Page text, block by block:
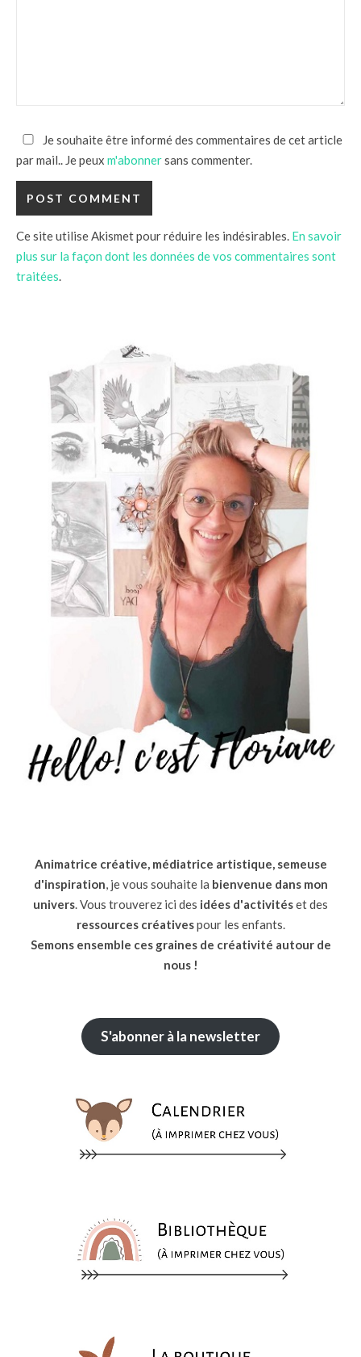
Je souhaite être informé des commentaires de cet article
par mail.. Je peux m'abonnersans commenter.
Ce site utilise Akismet pour réduire les indésirables. En savoir
plus sur la façon dont les données de vos commentaires sont
traitées.
Animatrice créative, médiatrice artistique, semeuse
d'inspiration, je vous souhaite la bienvenue dans mon
univers. Vous trouverez ici des idées d'activitéset des
ressources créativespour les enfants.
Semons ensemble ces graines de créativité autour de
nous !
S'abonner à la newsletter